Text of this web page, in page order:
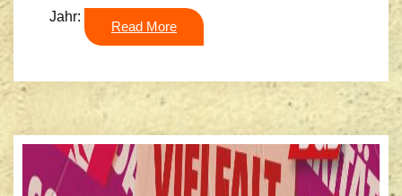
Jahr:
Read More